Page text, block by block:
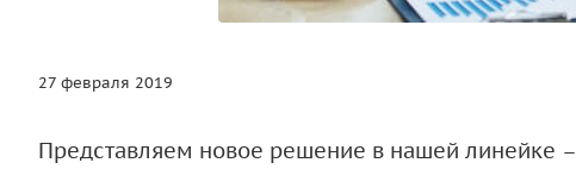
27 февраля 2019
Представляем новое решение в нашей линейке –